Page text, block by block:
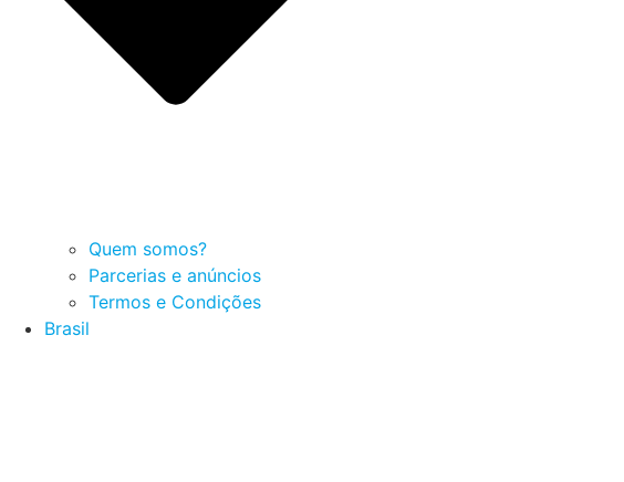
Quem somos?
Parcerias e anúncios
Termos e Condições
Brasil